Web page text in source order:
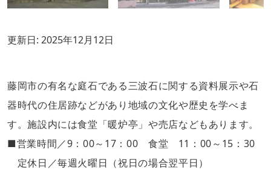
更新日: 2025年12月12日
藤岡市の有名な庭石である三波石に関する資料展示や石
器時代の住居跡などがあり地域の文化や歴史を学べま
す。施設内には食堂「暖炉亭」や売店などもあります。
■営業時間／9：00～17：00 食堂 11：00～15：30
定休日／毎週火曜日（祝日の場合翌平日）